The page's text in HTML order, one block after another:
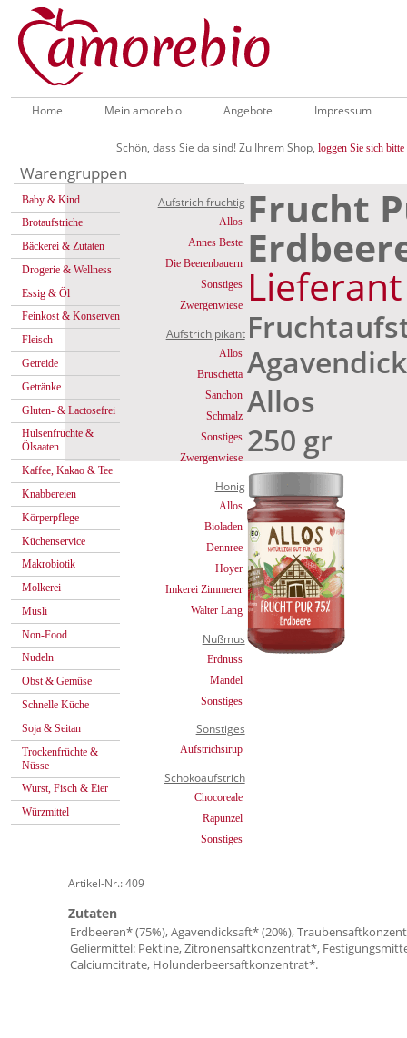
Home Mein amorebio Angebote Impressum
Schön, dass Sie da sind! Zu Ihrem Shop, loggen Sie sich bitte
Warengruppen
Baby & Kind
Brotaufstriche
Bäckerei & Zutaten
Drogerie & Wellness
Essig & Öl
Feinkost & Konserven
Fleisch
Getreide
Getränke
Gluten- & Lactosefrei
Hülsenfrüchte &
Ölsaaten
Kaffee, Kakao & Tee
Knabbereien
Körperpflege
Küchenservice
Makrobiotik
Molkerei
Müsli
Non-Food
Nudeln
Obst & Gemüse
Schnelle Küche
Soja & Seitan
Trockenfrüchte &
Nüsse
Wurst, Fisch & Eier
Würzmittel
Aufstrich fruchtig
Allos
Annes Beste
Die Beerenbauern
Sonstiges
Zwergenwiese
Aufstrich pikant
Allos
Bruschetta
Sanchon
Schmalz
Sonstiges
Zwergenwiese
Honig
Allos
Bioladen
Dennree
Hoyer
Imkerei Zimmerer
Walter Lang
Nußmus
Erdnuss
Mandel
Sonstiges
Sonstiges
Aufstrichsirup
Schokoaufstrich
Chocoreale
Rapunzel
Sonstiges
Frucht
Allos
250 gr
Artikel-Nr.: 409
Zutaten
Erdbeeren* (75%), Agavendicksaft* (20%),
Geliermittel: Pektine, Zitronensaftkonzentrat*,
Calciumcitrate, Holunderbeersaftkonzentrat*.